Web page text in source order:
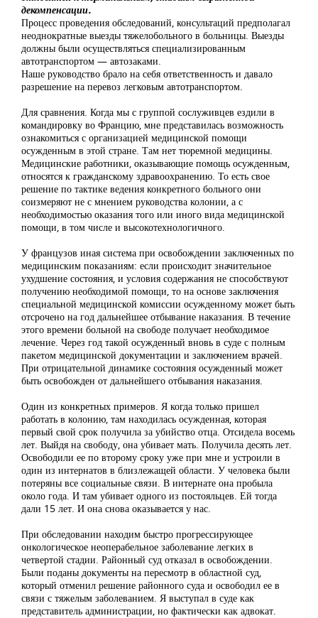
декомпенсации.
Процесс проведения обследований, консультаций предполагал
неоднократные выезды тяжелобольного в больницы. Выезды
должны были осуществляться специализированным
автотранспортом — автозаками.
Наше руководство брало на себя ответственность и давало
разрешение на перевоз легковым автотранспортом.
Для сравнения. Когда мы с группой сослуживцев ездили в
командировку во Францию, мне представилась возможность
ознакомиться с организацией медицинской помощи
осужденным в этой стране. Там нет тюремной медицины.
Медицинские работники, оказывающие помощь осужденным,
относятся к гражданскому здравоохранению. То есть свое
решение по тактике ведения конкретного больного они
соизмеряют не с мнением руководства колонии, а с
необходимостью оказания того или иного вида медицинской
помощи, в том числе и высокотехнологичного.
У французов иная система при освобождении заключенных по
медицинским показаниям: если происходит значительное
ухудшение состояния, и условия содержания не способствуют
получению необходимой помощи, то на основе заключения
специальной медицинской комиссии осужденному может быть
отсрочено на год дальнейшее отбывание наказания. В течение
этого времени больной на свободе получает необходимое
лечение. Через год такой осужденный вновь в суде с полным
пакетом медицинской документации и заключением врачей.
При отрицательной динамике состояния осужденный может
быть освобожден от дальнейшего отбывания наказания.
Один из конкретных примеров. Я когда только пришел
работать в колонию, там находилась осужденная, которая
первый свой срок получила за убийство отца. Отсидела восемь
лет. Выйдя на свободу, она убивает мать. Получила десять лет.
Освободили ее по второму сроку уже при мне и устроили в
один из интернатов в близлежащей области. У человека были
потеряны все социальные связи. В интернате она пробыла
около года. И там убивает одного из постояльцев. Ей тогда
дали 15 лет. И она снова оказывается у нас.
При обследовании находим быстро прогрессирующее
онкологическое неоперабельное заболевание легких в
четвертой стадии. Районный суд отказал в освобождении.
Были поданы документы на пересмотр в областной суд,
который отменил решение районного суда и освободил ее в
связи с тяжелым заболеванием. Я выступал в суде как
представитель администрации, но фактически как адвокат.